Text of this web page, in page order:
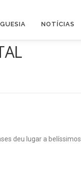
NOTÍCIAS
deu lugar a